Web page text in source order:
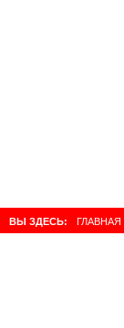
ВЫ ЗДЕСЬ: ГЛАВНАЯ